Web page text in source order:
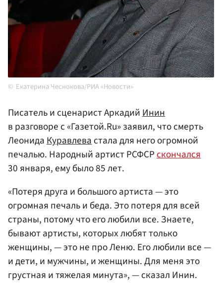
Екатерина Чеснокова/РИА «Новости»
Писатель и сценарист АркадийИнин
в разговоре с «Газетой.Ru» заявил, что смерть
ЛеонидаКуравлевастала для него огромной
печалью. Народный артист РСФСРскончался
30 января, ему было 85 лет.
«Потеря друга и большого артиста — это
огромная печаль и беда. Это потеря для всей
страны, потому что его любили все. Знаете,
бывают артисты, которых любят только
женщины, — это не про Леню. Его любили все —
и дети, и мужчины, и женщины. Для меня это
грустная и тяжелая минута», — сказал Инин.